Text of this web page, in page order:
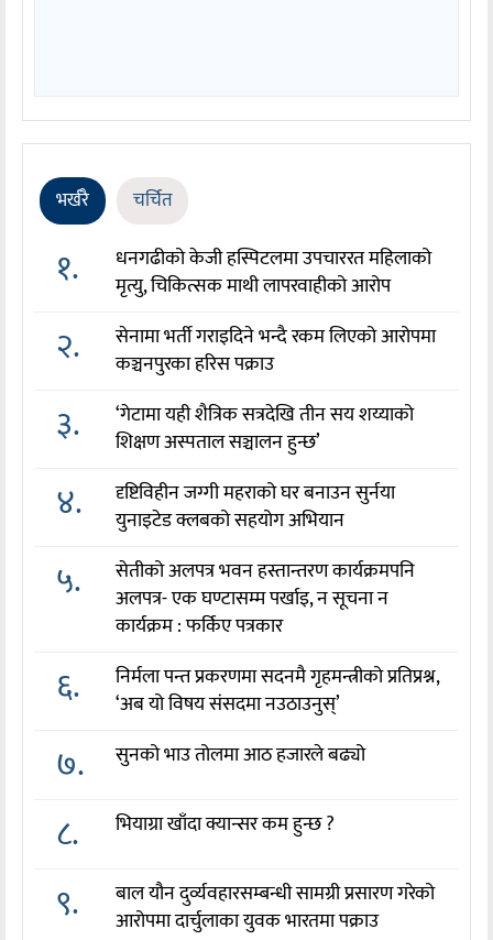
भर्खरै चर्चित
१.
धनगढीको केजी हस्पिटलमा उपचाररत महिलाको
मृत्यु, चिकित्सक माथी लापरवाहीको आरोप
२.
सेनामा भर्ती गराइदिने भन्दै रकम लिएको आरोपमा
कञ्चनपुरका हरिस पक्राउ
३.
‘गेटामा यही शैत्रिक सत्रदेखि तीन सय शय्याको
शिक्षण अस्पताल सञ्चालन हुन्छ’
४.
दृष्टिविहीन जग्गी महराको घर बनाउन सुर्नया
युनाइटेड क्लबको सहयोग अभियान
५.
सेतीको अलपत्र भवन हस्तान्तरण कार्यक्रमपनि
अलपत्र- एक घण्टासम्म पर्खाइ, न सूचना न
कार्यक्रम : फर्किए पत्रकार
६.
निर्मला पन्त प्रकरणमा सदनमै गृहमन्त्रीको प्रतिप्रश्न,
‘अब यो विषय संसदमा नउठाउनुस्’
७. सुनको भाउ तोलमा आठ हजारले बढ्यो
८. भियाग्रा खाँदा क्यान्सर कम हुन्छ ?
९.
बाल यौन दुर्व्यवहारसम्बन्धी सामग्री प्रसारण गरेको
आरोपमा दार्चुलाका युवक भारतमा पक्राउ